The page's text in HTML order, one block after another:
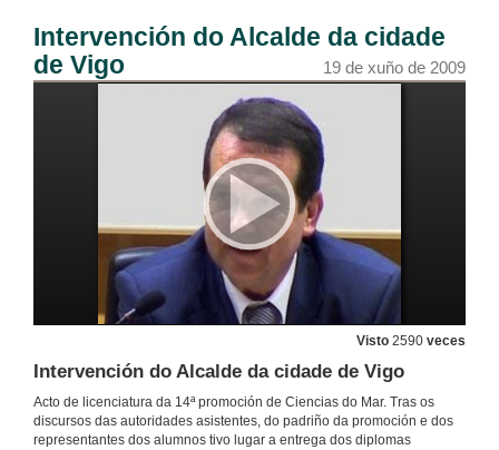
Intervención do Alcalde da cidade
de Vigo
19 de xuño de 2009
Visto 2590 veces
Intervención do Alcalde da cidade de Vigo
Acto de licenciatura da 14ª promoción de Ciencias do Mar. Tras os
discursos das autoridades asistentes, do padriño da promoción e dos
representantes dos alumnos tivo lugar a entrega dos diplomas